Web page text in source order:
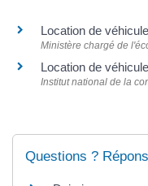
Location de
Ministère chargé de
Location de
Institut national de la
Questions ?